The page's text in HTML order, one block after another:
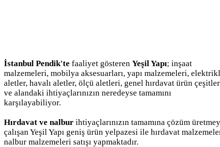
İstanbul Pendik'te faaliyet gösteren Yeşil Yapı; inşaat
malzemeleri, mobilya aksesuarları, yapı malzemeleri,
aletler, havalı aletler, ölçü aletleri, genel hırdavat ürün
ve alandaki ihtiyaçlarınızın neredeyse tamamını
karşılayabiliyor.
Hırdavat ve nalbur ihtiyaçlarınızın tamamına çözüm
çalışan Yeşil Yapı geniş ürün yelpazesi ile hırdavat
nalbur malzemeleri satışı yapmaktadır.